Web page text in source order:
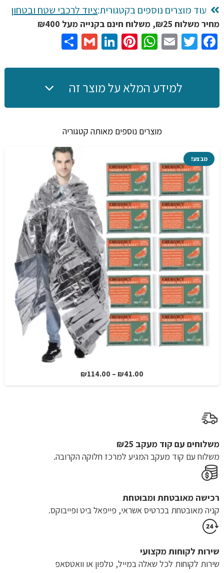
מ-
UTV
מתאים
לפולריס,
300d
חסין
עוד מוצרים נוספים בקטגורית:ציוד לרכבי שטח ובטחון
מחיר משלוח ₪25, משלוח חינם בקנייה מעל ₪400
Facebook
Twitter
Email
WhatsApp
Pinterest
LinkedIn
Gmail
למידע המלא על מוצר זה
מוצרים נוספים מאותה קטגוריה
מבצע!
₪41.00
–
₪114.00
מחירים:
משלוחים עם קוד מעקב ₪25
משלוח​ עם קוד מעקב המגיע למרכז חלוקה הקרובה.
רכישה​ ​מאובטחת ומבוטחת
קניה מאובטחת בכרטיס אשראי, פייפאל ביט ופייבוקס.
שירות לקוחות מקצועי
שירות לקוחות לכל שאלה במייל, טלפון או וואטסאפ